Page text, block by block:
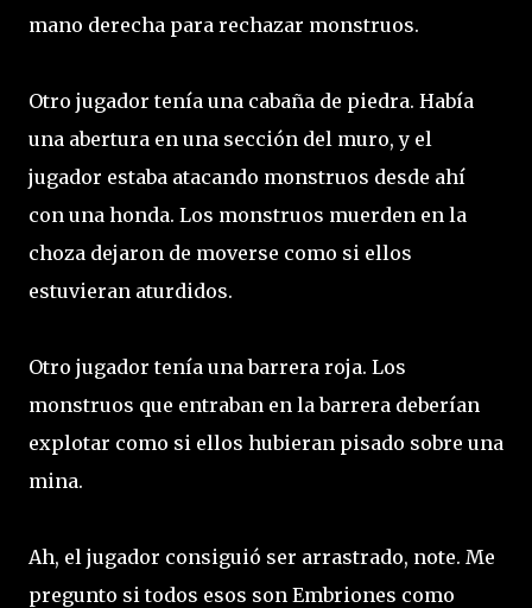
mano derecha para rechazar monstruos.
Otro jugador tenía una cabaña de piedra. Había
una abertura en una sección del muro, y el
jugador estaba atacando monstruos desde ahí
con una honda. Los monstruos muerden en la
choza dejaron de moverse como si ellos
estuvieran aturdidos.
Otro jugador tenía una barrera roja. Los
monstruos que entraban en la barrera deberían
explotar como si ellos hubieran pisado sobre una
mina.
Ah, el jugador consiguió ser arrastrado, note. Me
pregunto si todos esos son Embriones como